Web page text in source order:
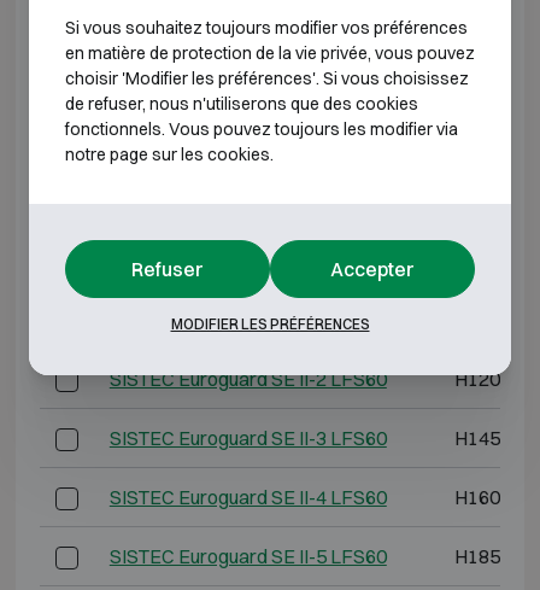
*Profondeur extérieure hors charnières, poignée ou
serrure.
CLASSE ANTI-EFFRACTION 2 RÉSISTANCE AU
FEU 60P
Modèle Dimensions
SISTEC Euroguard SE II-0 LFS60 H800
SISTEC Euroguard SE II-1 LFS60
SISTEC Euroguard SE II-2 LFS60 H1200
SISTEC Euroguard SE II-3 LFS60 H1450
SISTEC Euroguard SE II-4 LFS60 H1600
SISTEC Euroguard SE II-5 LFS60 H1850
Si vous souhaitez toujours modifier vos préférences
en matière de protection de la vie privée, vous pouvez
choisir 'Modifier les préférences'. Si vous choisissez
de refuser, nous n'utiliserons que des cookies
fonctionnels. Vous pouvez toujours les modifier via
notre page sur les cookies.
Refuser Accepter
MODIFIER LES PRÉFÉRENCES